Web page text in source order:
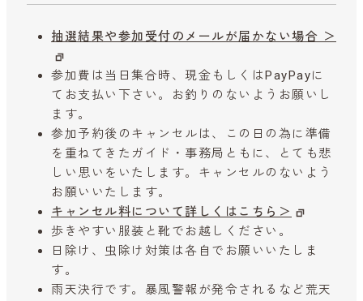
抽選結果や参加受付のメールが届かない場合 ＞
参加費は当日集合時、現金もしくはPayPayに
てお支払い下さい。お釣りのないようお願いし
ます。
参加予約後のキャンセルは、この日の為に準備
を重ねてきたガイド・事務局ともに、とても悲
しい思いをいたします。キャンセルのないよう
お願いいたします。
キャンセル料について詳しくはこちら＞
歩きやすい服装と靴でお越しください。
日除け、虫除け対策は各自でお願いいたしま
す。
雨天決行です。暴風警報が発令されるなど荒天